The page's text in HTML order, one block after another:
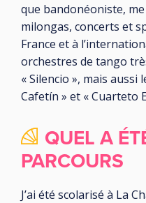
que bandonéoniste,
milongas, concerts et
France et à
orchestres de tango
« Silencio », mais aussi
Cafetín » et « Cuarteto
QUEL A
PARCOURS
J’ai été scolarisé à La